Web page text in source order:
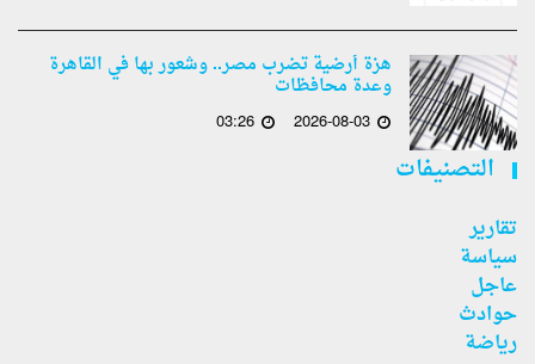
هزة أرضية تضرب مصر.. وشعور بها في القاهرة
وعدة محافظات
2026-08-03
03:26
التصنيفات
تقارير
سياسة
عاجل
حوادث
رياضة